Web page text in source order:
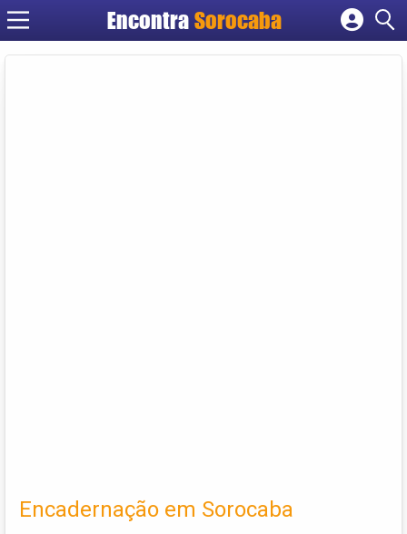
EncontraSorocaba
Cadastrar empresa
Encadernação em Sorocaba